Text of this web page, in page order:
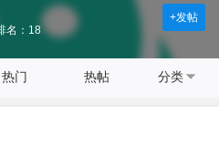
名：18
+发帖
热门 热帖 分类